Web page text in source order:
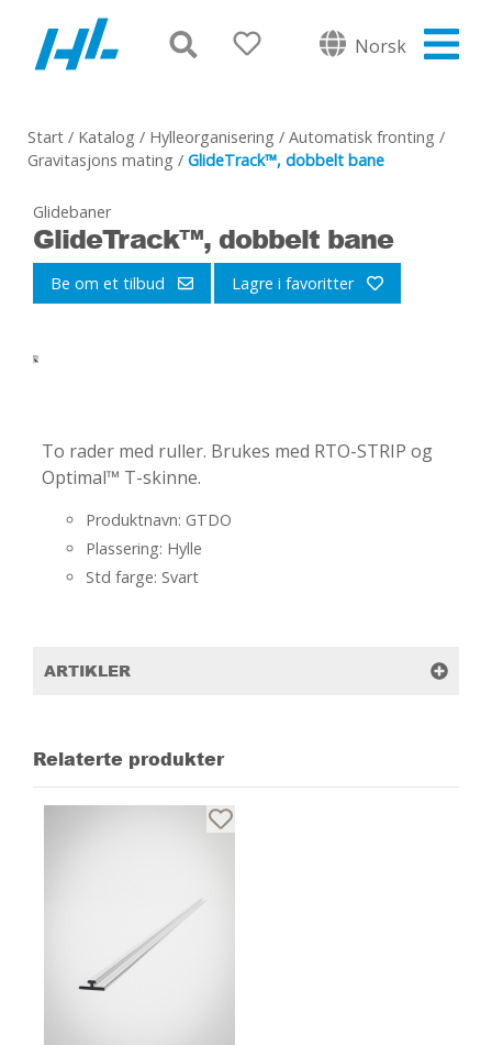
Norsk
Start / Katalog / Hylleorganisering / Automatisk fronting /
Gravitasjons mating / GlideTrack™, dobbelt bane
Glidebaner
GlideTrack™, dobbelt bane
Be om et tilbud Lagre i favoritter
To rader med ruller. Brukes med RTO-STRIP og
Optimal™ T-skinne.
Produktnavn: GTDO
Plassering: Hylle
Std farge: Svart
ARTIKLER
Relaterte produkter